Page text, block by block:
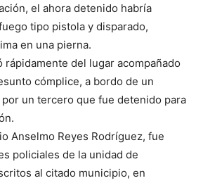
el ahora detenido habría
tipo pistola y disparado,
en una pierna.
rápidamente del lugar acompañado
cómplice, a bordo de un
un tercero que fue detenido para
Anselmo Reyes Rodríguez, fue
policiales de la unidad de
al citado municipio, en